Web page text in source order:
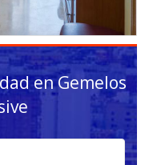
enGemelos